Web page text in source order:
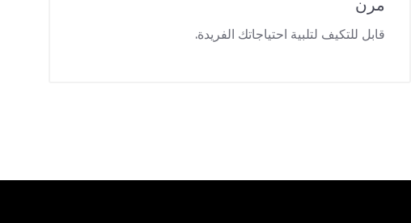
مرن
قابل للتكيف لتلبية احتياجاتك الفريدة.